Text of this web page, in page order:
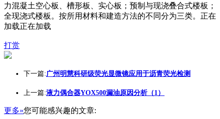
力混凝土空心板、槽形板、实心板；预制与现浇叠合式楼板；
全现浇式楼板。按所用材料和建造方法的不同分为三类。正在
加载正在加载
打赏
下一篇:广州明慧科研级荧光显微镜应用于沥青荧光检测
上一篇:液力偶合器YOX500漏油原因分析（1）
更多»您可能感兴趣的文章: